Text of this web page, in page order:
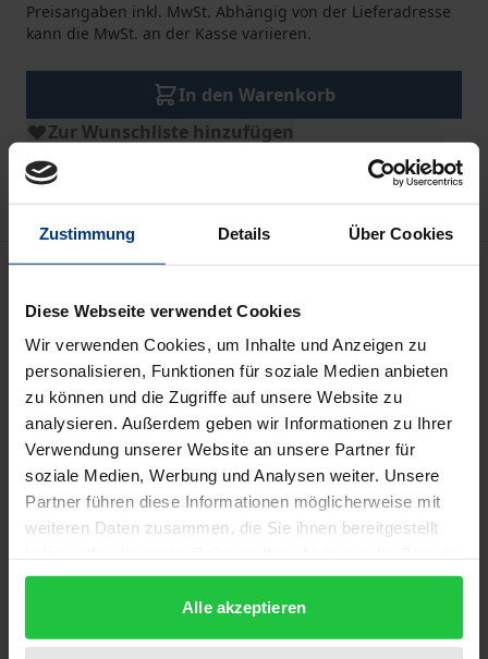
Zustimmung Details Über Cookies
Diese Webseite verwendet Cookies
Wir verwenden Cookies, um Inhalte und Anzeigen zu
personalisieren, Funktionen für soziale Medien anbieten
zu können und die Zugriffe auf unsere Website zu
analysieren. Außerdem geben wir Informationen zu Ihrer
Verwendung unserer Website an unsere Partner für
soziale Medien, Werbung und Analysen weiter. Unsere
Partner führen diese Informationen möglicherweise mit
weiteren Daten zusammen, die Sie ihnen bereitgestellt
gesammelt haben.
Alle akzeptieren
Preisangaben inkl. MwSt. Abhängig von der Lieferadresse
kann die MwSt. an der Kasse variieren.
In den Warenkorb
Zur Wunschliste hinzufügen
Hinweise zu Versandkosten
Beschreibung
Das Werk dokumentiert ein Kolloquium vor allem
japanischer und deutscher Verfassungsrechtler
über die Verfassungsgerichtsbarkeit in beiden
Ländern mit vergleichenden Aspekten zu Österreich,
Spanien, Korea und Taiwan. Das japanische Oberste
Gericht übt als Revisionsgericht in konkreten
Streitigkeiten eine zurückhaltende
einschlägigen Prozeßrechts und mit Rücksicht auf
die Gewaltenteilung läßt sich das Oberste Gericht
nicht auf abstrakte Normenkontrollen ein, die nach